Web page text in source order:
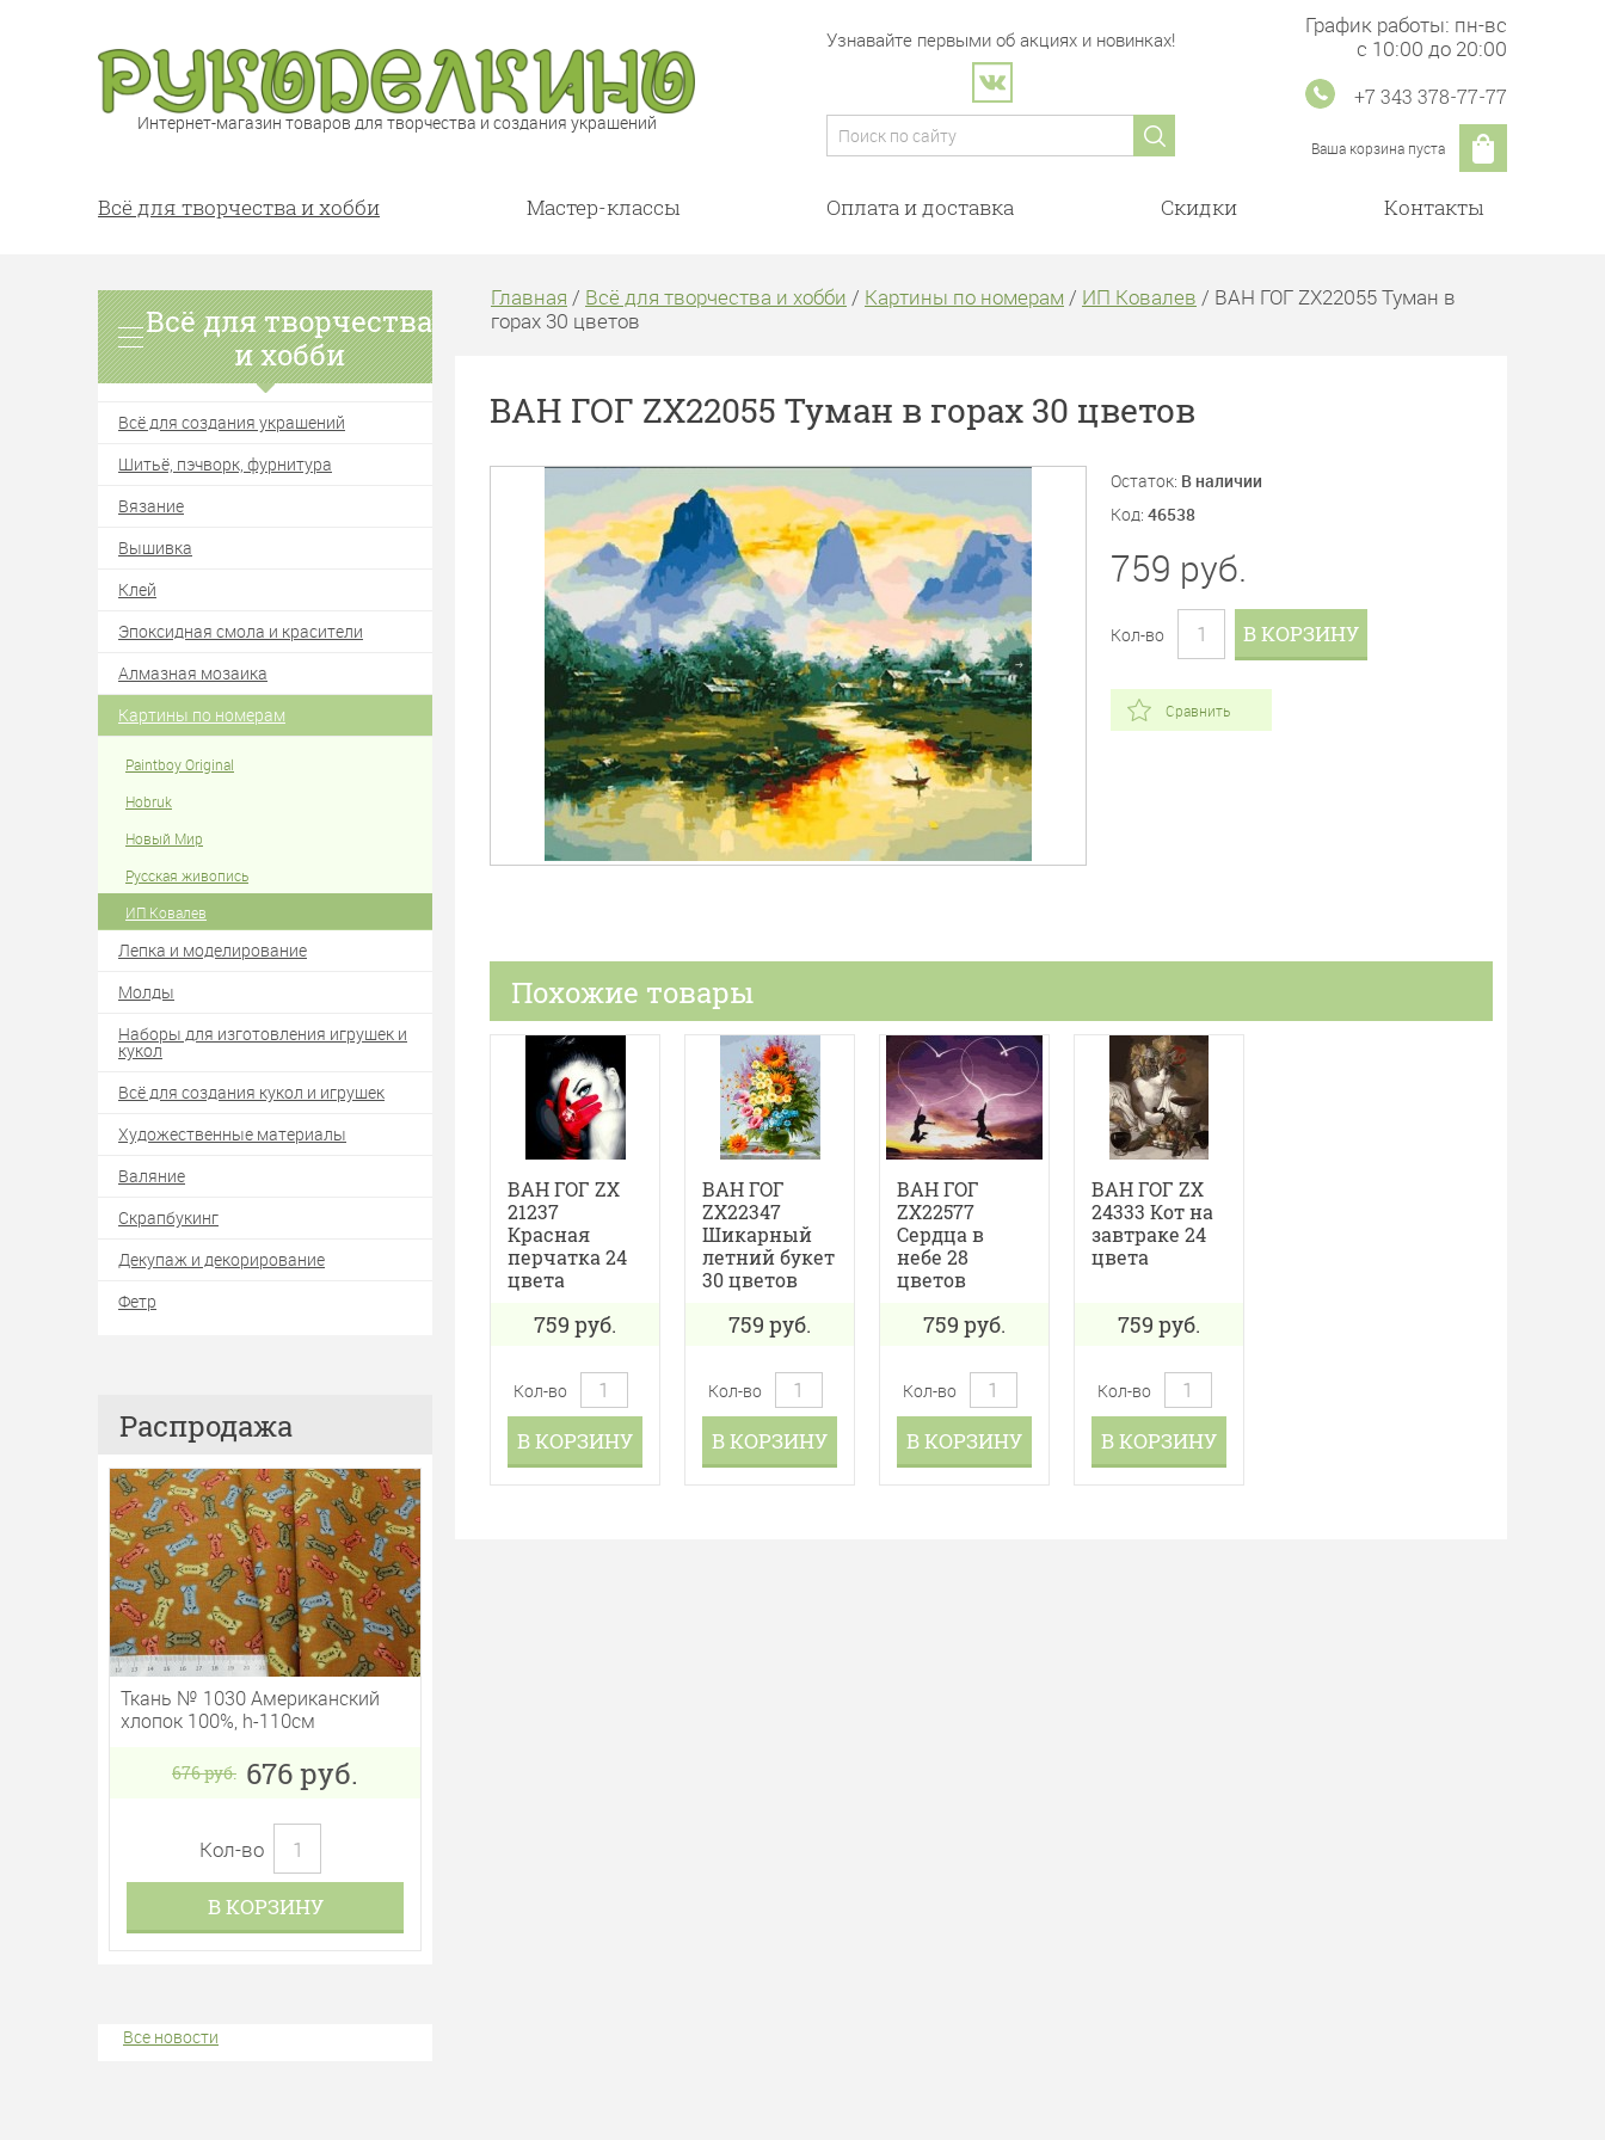
Интернет-магазин товаров для творчества и создания украшений
Узнавайте первыми об акциях и новинках!
График работы: пн-вс
с 10:00 до 20:00
+7 343 378-77-77
Ваша корзина пуста
Всё для творчества и хобби Мастер-классы Оплата и доставка Скидки Контакты
Всё для творчества
и хобби
Всё для создания украшений
Шитьё, пэчворк, фурнитура
Вязание
Вышивка
Клей
Эпоксидная смола и красители
Алмазная мозаика
Картины по номерам
Paintboy Original
Hobruk
Новый Мир
Русская живопись
ИП Ковалев
Лепка и моделирование
Молды
Наборы для изготовления игрушек и
кукол
Всё для создания кукол и игрушек
Художественные материалы
Валяние
Скрапбукинг
Декупаж и декорирование
Фетр
Распродажа
Ткань № 1030 Американский
хлопок 100%, h-110см
676руб. 676руб.
Кол-во
В КОРЗИНУ
Все новости
Главная / Всё для творчества и хобби / Картины по номерам / ИП Ковалев / ВАН ГОГ ZX22055 Туман в
горах 30 цветов
ВАН ГОГ ZX22055 Туман в горах 30 цветов
Остаток: В наличии
Код: 46538
759 руб.
Кол-во В КОРЗИНУ
Сравнить
Похожие товары
ВАН ГОГ ZX
21237
Красная
перчатка 24
цвета
759 руб.
Кол-во
В КОРЗИНУ
ВАН ГОГ
ZX22347
Шикарный
летний букет
30 цветов
759 руб.
Кол-во
В КОРЗИНУ
ВАН ГОГ
ZX22577
Сердца в
небе 28
цветов
759 руб.
Кол-во
В КОРЗИНУ
ВАН ГОГ ZX
24333 Кот на
завтраке 24
цвета
759 руб.
Кол-во
В КОРЗИНУ